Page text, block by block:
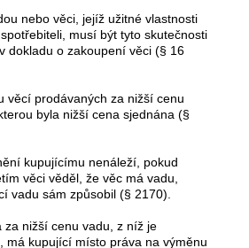
nebo věci, jejíž užitné vlastnosti
musí být tyto skutečnosti
dokladu o zakoupení věci (§ 16
věcí prodávaných za nižší cenu
byla nižší cena sjednána (§
kupujícímu nenáleží, pokud
věci věděl, že věc má vadu,
vadu sám způsobil (§ 2170).
za nižší cenu vadu, z níž je
má kupující místo práva na výměnu